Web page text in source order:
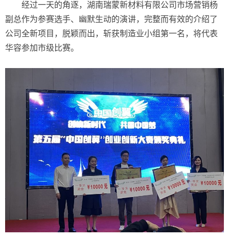
经过一天的角逐，湖南瑞蒙新材料有限公司市场营销杨
副总作为参赛选手、幽默生动的演讲，完整而有效的介绍了
公司全新项目，脱颖而出，斩获制造业小组第一名，将代表
华容参加市级比赛。